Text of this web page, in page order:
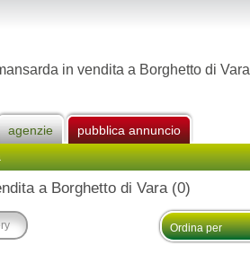
in vendita a Borghetto di Vara
agenzie pubblica annuncio
a Borghetto di Vara (0)